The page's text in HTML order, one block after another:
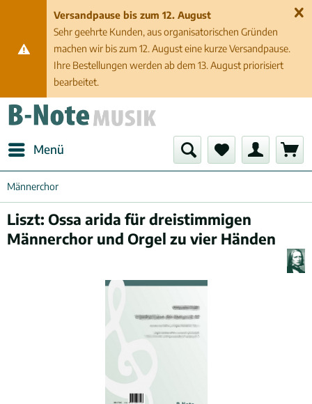
Versandpause bis zum 12. August
Sehr geehrte Kunden, aus organisatorischen Gründen
machen wir bis zum 12. August eine kurze Versandpause.
Ihre Bestellungen werden ab dem 13. August priorisiert
bearbeitet.
Menü
Männerchor
Liszt: Ossa arida für dreistimmigen
Männerchor und Orgel zu vier Händen